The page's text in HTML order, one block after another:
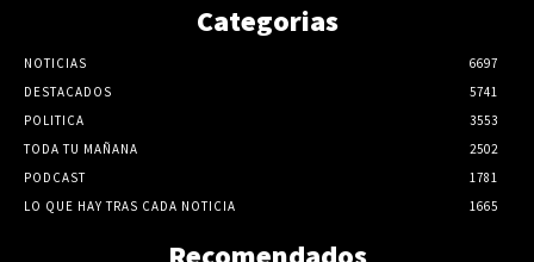
Categorias
NOTICIAS
6697
DESTACADOS
5741
POLITICA
3553
TODA TU MAÑANA
2502
PODCAST
1781
LO QUE HAY TRAS CADA NOTICIA
1665